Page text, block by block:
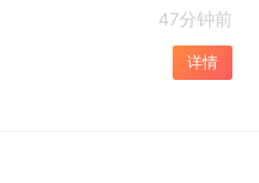
47分钟前
详情